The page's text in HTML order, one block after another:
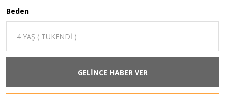
Beden
GELİNCE HABER VER